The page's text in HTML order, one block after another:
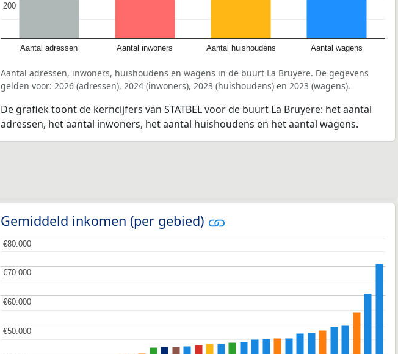
Aantal adressen Aantal inwoners Aantal huishoudens Aantal wagens
200
200
Aantal adressen, inwoners, huishoudens en wagens in de buurt La Bruyere. De gegevens
gelden voor: 2026 (adressen), 2024 (inwoners), 2023 (huishoudens) en 2023 (wagens).
De grafiek toont de kerncijfers van STATBEL voor de buurt La Bruyere: het aantal
adressen, het aantal inwoners, het aantal huishoudens en het aantal wagens.
Gemiddeld inkomen (per gebied)
€50.000
€50.000
€60.000
€60.000
€70.000
€70.000
€80.000
€80.000